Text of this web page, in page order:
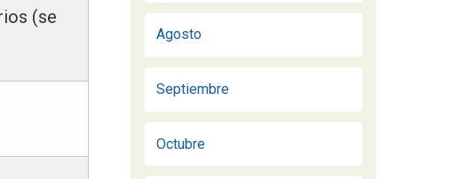
(se
Agosto
Septiembre
Octubre